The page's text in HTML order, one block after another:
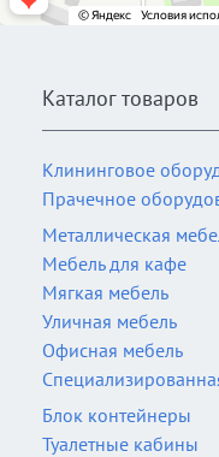
Каталог товаров
Клининговое
Прачечное
Металлическая
Мебель для кафе
Мягкая мебель
Уличная мебель
Офисная мебель
Блок контейнеры
Туалетные кабины